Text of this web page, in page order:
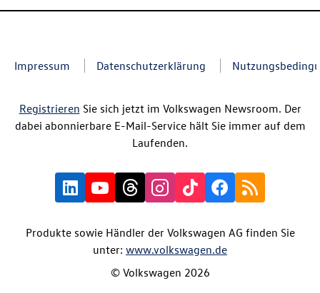
Impressum Datenschutzerklärung
Registrieren Sie sich jetzt im Volkswagen Newsroom. Der
dabei abonnierbare E-Mail-Service hält Sie immer auf dem
Laufenden.
Produkte sowie Händler der Volkswagen AG finden Sie
unter: www.volkswagen.de
© Volkswagen 2026